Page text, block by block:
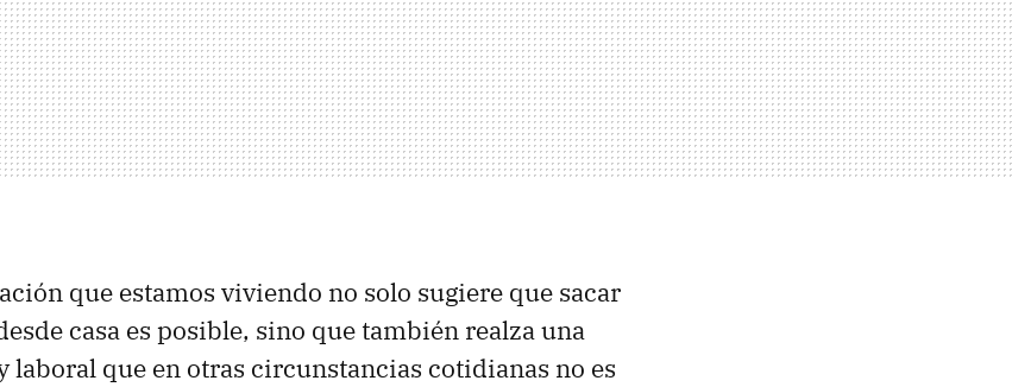
que estamos viviendo no solo sugiere que sacar
casa es posible, sino que también realza una
laboral que en otras circunstancias cotidianas no es